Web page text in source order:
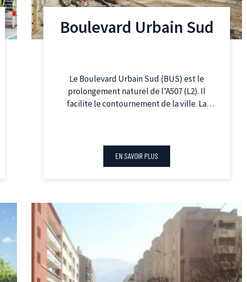
Boulevard Urbain Sud
Le Boulevard Urbain Sud (BUS) est le
prolongement naturel de l’A507 (L2). Il
facilite le contournement de la ville. La
A50 et à la rocade L2, au niveau de
l’échangeur Florian. Les aménagements
déplacement doux et de végétaliser les
espaces publics en surface.
EN SAVOIR PLUS